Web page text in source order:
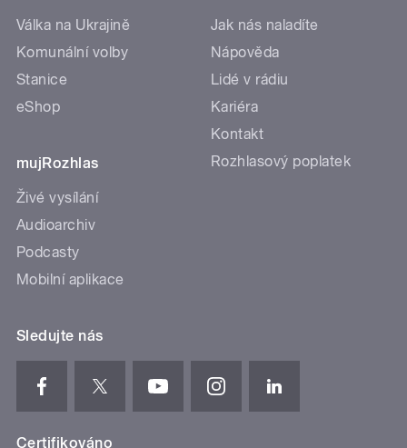
Válka na Ukrajině
Komunální volby
Stanice
eShop
mujRozhlas
Živé vysílání
Audioarchiv
Podcasty
Mobilní aplikace
Jak nás naladíte
Nápověda
Lidé v rádiu
Kariéra
Kontakt
Rozhlasový poplatek
Sledujte nás
Certifikováno